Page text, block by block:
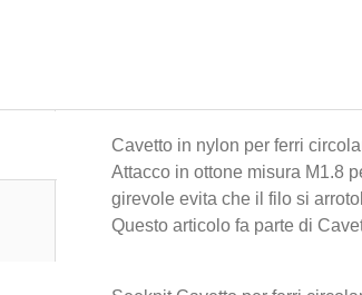
Cavetto in nylon per ferri
Attacco in ottone misura M1.8
girevole evita che il filo si
Questo articolo fa parte di